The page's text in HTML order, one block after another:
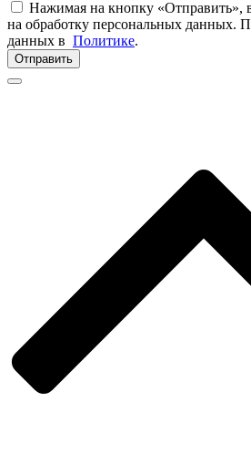
Нажимая на кнопку «Отправить»,
на обработку персональных данных.
данных в Политике.
Отправить